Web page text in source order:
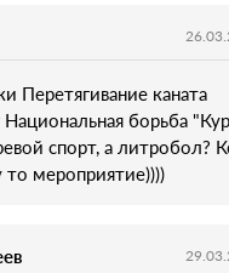
Перетягивание каната
борьба
спорт, а литробол?
то мероприятие))))